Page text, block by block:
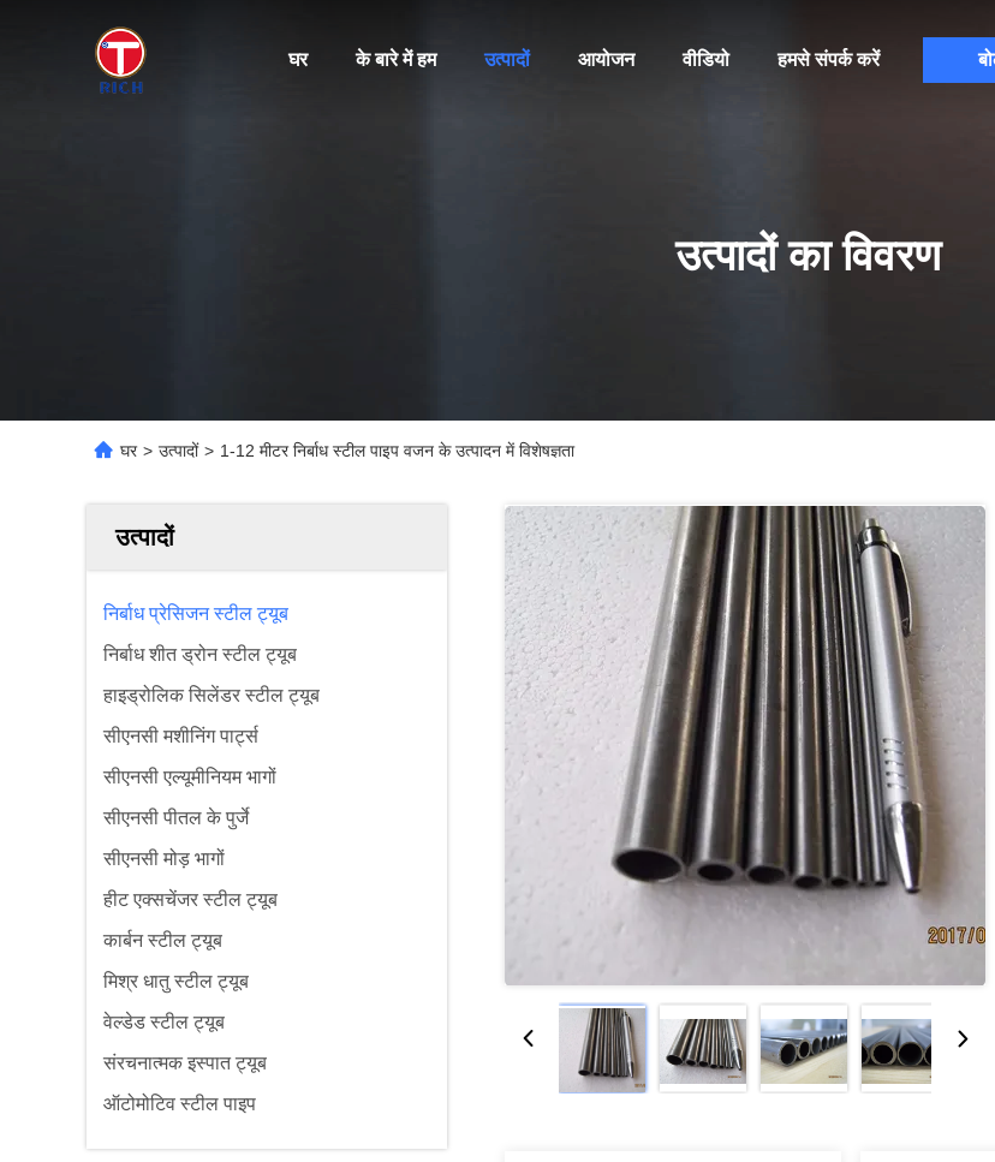
घर के बारे में हम उत्पादों आयोजन वीडियो हमसे संपर्क करें
उत्पादों का विवरण
घर > उत्पादों > 1-12 मीटर निर्बाध स्टील पाइप वजन के उत्पादन में विशेषज्ञता
उत्पादों
निर्बाध प्रेसिजन स्टील ट्यूब
निर्बाध शीत ड्रोन स्टील ट्यूब
हाइड्रोलिक सिलेंडर स्टील ट्यूब
सीएनसी मशीनिंग पार्ट्स
सीएनसी एल्यूमीनियम भागों
सीएनसी पीतल के पुर्जे
सीएनसी मोड़ भागों
हीट एक्सचेंजर स्टील ट्यूब
कार्बन स्टील ट्यूब
मिश्र धातु स्टील ट्यूब
वेल्डेड स्टील ट्यूब
संरचनात्मक इस्पात ट्यूब
ऑटोमोटिव स्टील पाइप